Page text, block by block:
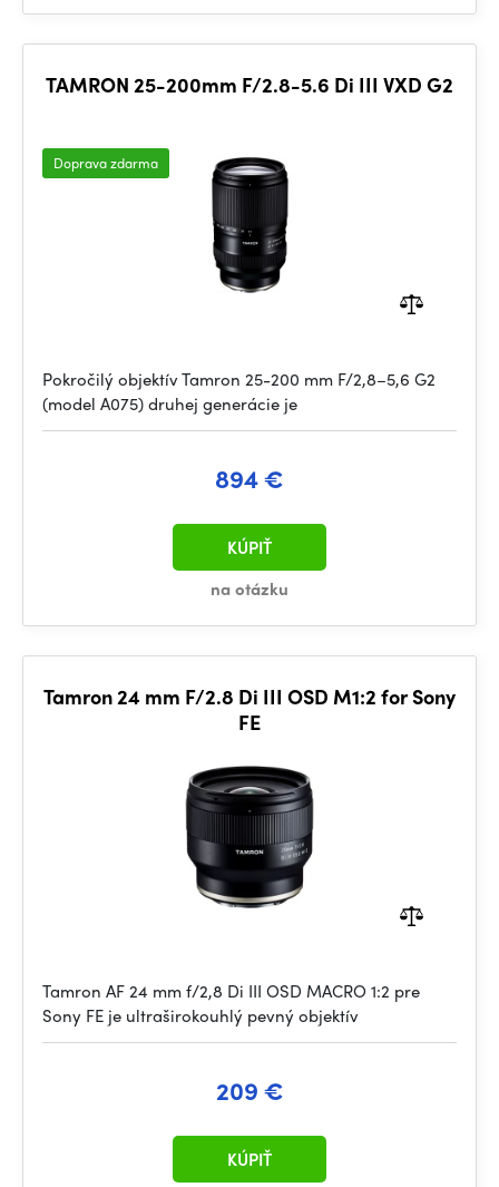
TAMRON 25-200mm F/2.8-5.6 Di III VXD G2
Doprava zdarma
Pokročilý objektív Tamron 25-200 mm F/2,8–5,6 G2
(model A075) druhej generácie je
894 €
na otázku
KÚPIŤ
Tamron 24 mm F/2.8 Di III OSD M1:2 for Sony
FE
Tamron AF 24 mm f/2,8 Di III OSD MACRO 1:2 pre
Sony FE je ultraširokouhlý pevný objektív
209 €
KÚPIŤ